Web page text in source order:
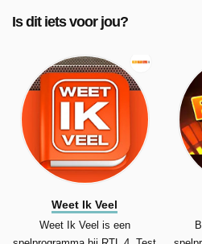
Is dit iets voor jou?
Weet Ik Veel
Weet Ik Veel is een